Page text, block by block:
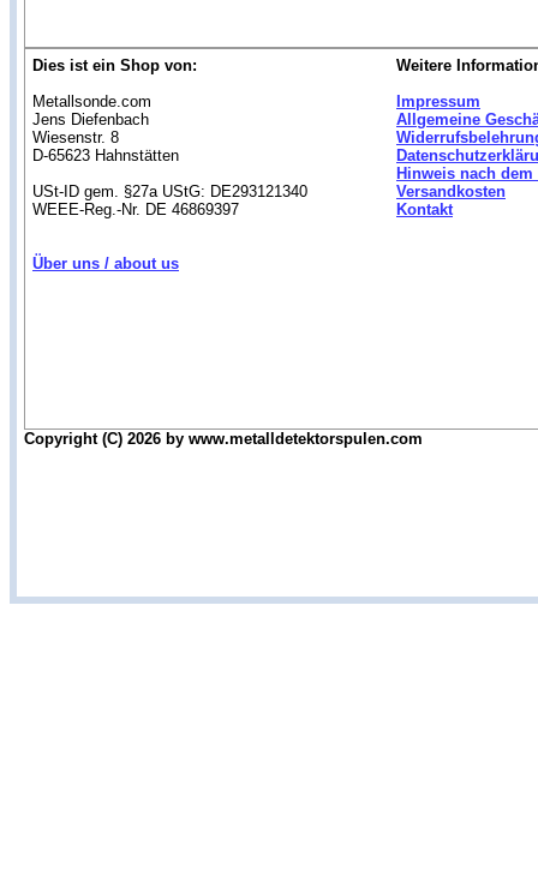
Dies ist ein Shop von:
Metallsonde.com
Jens Diefenbach
Wiesenstr. 8
D-65623 Hahnstätten
USt-ID gem. §27a UStG: DE293121340
WEEE-Reg.-Nr. DE 46869397
Über uns / about us
Weitere
Impressum
Allgemeine
Hinweis nach
Versandkosten
Kontakt
Copyright (C) 2026 by www.metalldetektorspulen.com